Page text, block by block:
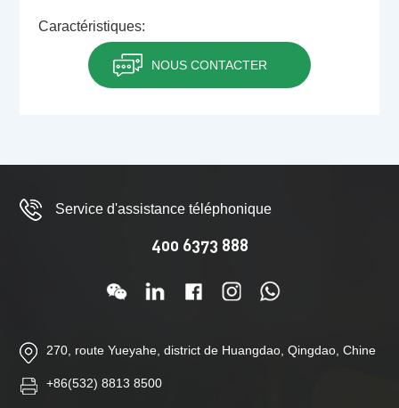
Caractéristiques:
NOUS CONTACTER
Service d'assistance téléphonique
270, route Yueyahe, district de Huangdao, Qingdao, Chine
+86(532) 8813 8500
400 6373 888